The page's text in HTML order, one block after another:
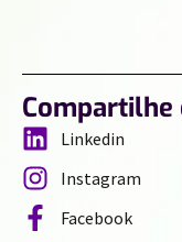
Compartilhe
Linkedin
Instagram
Facebook